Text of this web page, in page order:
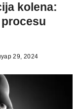
kolena:
29, 2024